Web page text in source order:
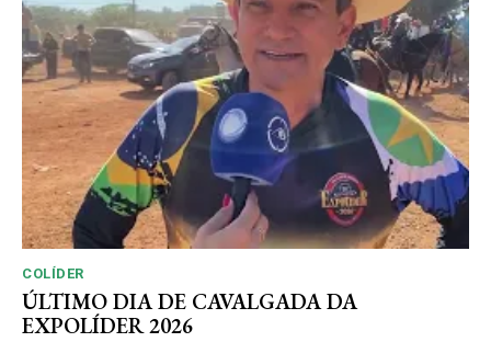
COLÍDER
ÚLTIMO DIA DE CAVALGADA DA
EXPOLÍDER 2026